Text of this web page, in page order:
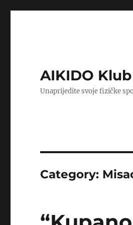
AIKIDO
Unaprijedite svoje fizičke
Category: